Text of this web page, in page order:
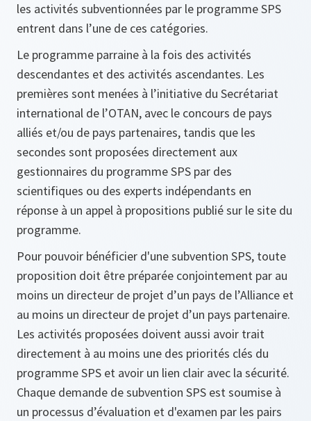
les activités subventionnées par le programme SPS
entrent dans l’une de ces catégories.
Le programme parraine à la fois des activités
descendantes et des activités ascendantes. Les
premières sont menées à l’initiative du Secrétariat
international de l’OTAN, avec le concours de pays
alliés et/ou de pays partenaires, tandis que les
secondes sont proposées directement aux
gestionnaires du programme SPS par des
scientifiques ou des experts indépendants en
réponse à un appel à propositions publié sur le site du
programme.
Pour pouvoir bénéficier d'une subvention SPS, toute
proposition doit être préparée conjointement par au
moins un directeur de projet d’un pays de l’Alliance et
au moins un directeur de projet d’un pays partenaire.
Les activités proposées doivent aussi avoir trait
directement à au moins une des priorités clés du
programme SPS et avoir un lien clair avec la sécurité.
Chaque demande de subvention SPS est soumise à
un processus d’évaluation et d'examen par les pairs